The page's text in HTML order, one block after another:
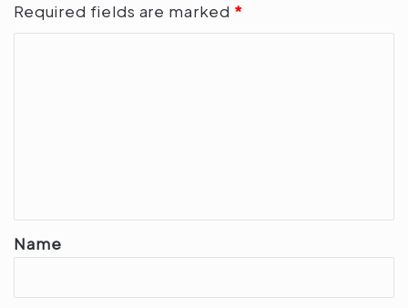
Required fields are marked *
*
Name